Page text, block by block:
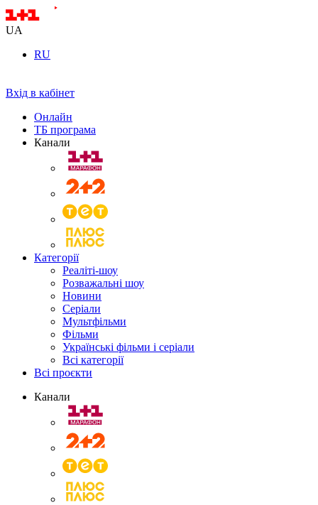
UA
RU
Вхід в кабінет
Онлайн
ТБ програма
Канали
Категорії
Реаліті-шоу
Розважальні шоу
Новини
Серіали
Мультфільми
Фільми
Українські фільми і серіали
Всі категорії
Всі проєкти
Канали